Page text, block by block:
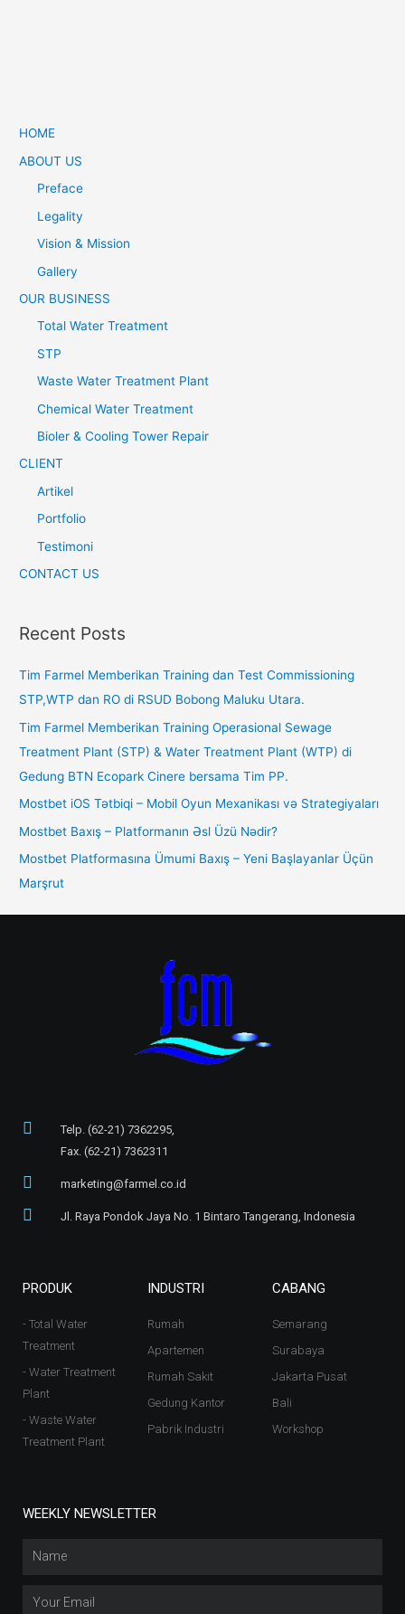
HOME
ABOUT US
Preface
Legality
Vision & Mission
Gallery
OUR BUSINESS
Total Water Treatment
STP
Waste Water Treatment Plant
Chemical Water Treatment
Bioler & Cooling Tower Repair
CLIENT
Artikel
Portfolio
Testimoni
CONTACT US
Recent Posts
Tim Farmel Memberikan Training dan Test Commissioning
STP,WTP dan RO di RSUD Bobong Maluku Utara.
Tim Farmel Memberikan Training Operasional Sewage
Treatment Plant (STP) & Water Treatment Plant (WTP) di
Gedung BTN Ecopark Cinere bersama Tim PP.
Mostbet iOS Tətbiqi – Mobil Oyun Mexanikası və Strategiyaları
Mostbet Baxış – Platformanın Əsl Üzü Nədir?
Mostbet Platformasına Ümumi Baxış – Yeni Başlayanlar Üçün
Marşrut
Telp. (62-21) 7362295,
Fax. (62-21) 7362311
marketing@farmel.co.id
Jl. Raya Pondok Jaya No. 1 Bintaro Tangerang, Indonesia
PRODUK
- Total Water
Treatment
- Water Treatment
Plant
- Waste Water
Treatment Plant
INDUSTRI
Rumah
Apartemen
Rumah Sakit
Gedung Kantor
Pabrik Industri
CABANG
Semarang
Surabaya
Jakarta Pusat
Bali
Workshop
WEEKLY NEWSLETTER